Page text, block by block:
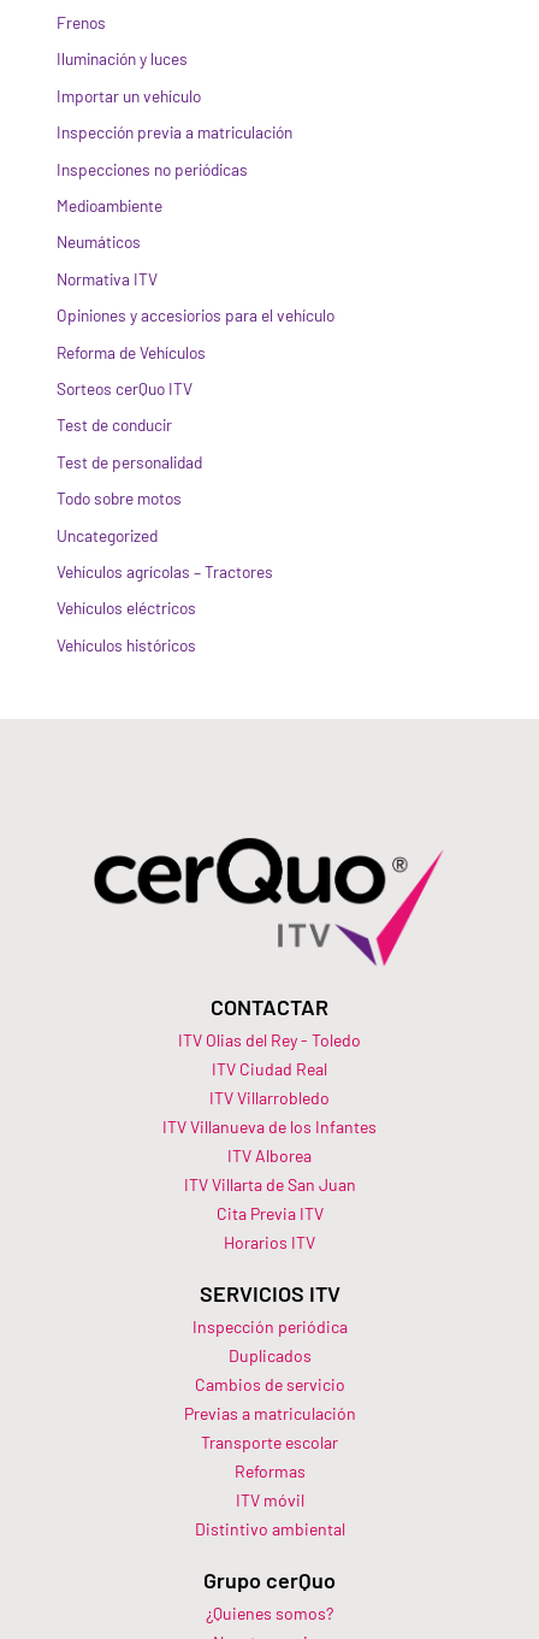
Frenos
Iluminación y luces
Importar un vehículo
Inspección previa a matriculación
Inspecciones no periódicas
Medioambiente
Neumáticos
Normativa ITV
Opiniones y accesiorios para el vehículo
Reforma de Vehículos
Sorteos cerQuo ITV
Test de conducir
Test de personalidad
Todo sobre motos
Uncategorized
Vehículos agrícolas – Tractores
Vehículos eléctricos
Vehículos históricos
CONTACTAR
ITV Olias del Rey - Toledo
ITV Ciudad Real
ITV Villarrobledo
ITV Villanueva de los Infantes
ITV Alborea
ITV Villarta de San Juan
Cita Previa ITV
Horarios ITV​
SERVICIOS ITV
Inspección periódica
Duplicados
Cambios de servicio
Previas a matriculación
Transporte escolar
Reformas
ITV móvil
Distintivo ambiental
Grupo cerQuo
¿Quienes somos?